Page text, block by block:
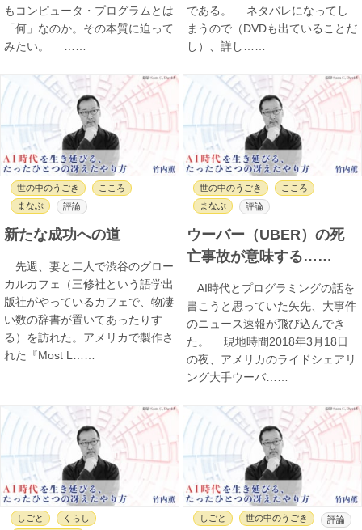
もコンピュータ・プログラムとは
「何」なのか。その本質に迫って
みたい。 ……
である。 ネタバレになってし
まうので（DVDも出ていることだ
し）、詳し……
世の中のうごき
こころ
まなぶ
評論
新たな成功への道
先週、妻と二人で渋谷のグロー
カルカフェ（三修社という語学出
版社がやっているカフェで、物凄
い数の辞書が置いてあったりす
る）を訪れた。アメリカで製作さ
れた『Most L……
世の中のうごき
こころ
まなぶ
評論
ウーバー（UBER）の死
亡事故が意味する……
AI時代とプログラミングの話を
書こうと思っていた矢先、大事件
のニュース速報が飛び込んでき
た。 現地時間2018年3月18日
の夜、アメリカのライドシェアリ
ング大手ウーバ……
しごと
くらし
しごと 世の中のうごき 評論